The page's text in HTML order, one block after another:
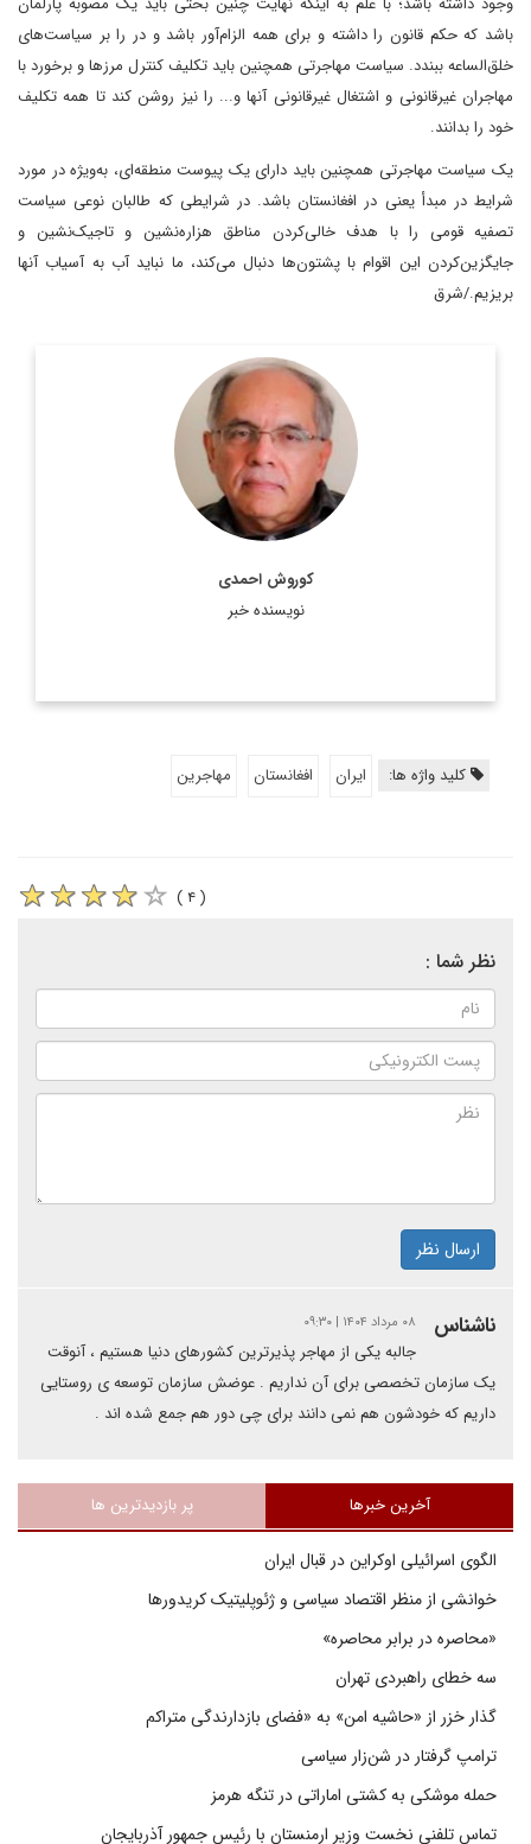
باشد که حکم قانون را داشته و برای همه الزام‌آور باشد و در را بر سیاست‌های
خلق‌الساعه ببندد. سیاست مهاجرتی همچنین باید تکلیف کنترل مرزها و برخورد با
مهاجران غیرقانونی و اشتغال غیرقانونی آنها و‌... را نیز روشن کند تا همه تکلیف
خود را بدانند.
یک سیاست مهاجرتی همچنین باید دارای یک پیوست منطقه‌ای، به‌ویژه در مورد
شرایط در مبدأ یعنی در افغانستان باشد. در شرایطی که طالبان نوعی سیاست
تصفیه قومی را با هدف خالی‌کردن مناطق هزاره‌نشین و تاجیک‌نشین و
جایگزین‌کردن این اقوام با پشتون‌ها‌ دنبال می‌کند، ما نباید آب به آسیاب آنها
بریزیم./شرق
کوروش احمدی
نویسنده خبر
اطلاعات بیشتر
کلید واژه ها: ایران افغانستان مهاجرین
( ۴ )
نظر شما :
ارسال نظر
ناشناس ۰۸ مرداد ۱۴۰۴ | ۰۹:۳۰
جالبه یکی از مهاجر پذیرترین کشورهای دنیا هستیم ، آنوقت
یک سازمان تخصصی برای آن نداریم . عوضش سازمان توسعه ی روستایی
داریم که خودشون هم نمی دانند برای چی دور هم جمع شده اند .
آخرین خبرها پر بازدیدترین ها
الگوی اسرائیلی اوکراین در قبال ایران
خوانشی از منظر اقتصاد سیاسی و ژئوپلیتیک کریدورها
«محاصره در برابر محاصره»
سه خطای راهبردی تهران
گذار خزر از «حاشیه امن» به «فضای بازدارندگی متراکم
ترامپ گرفتار در شن‌زار سیاسی
حمله موشکی به کشتی اماراتی در تنگه هرمز
تماس تلفنی نخست وزیر ارمنستان با رئیس جمهور آذربایجان